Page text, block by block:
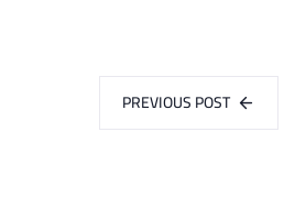
PREVIOUS POST